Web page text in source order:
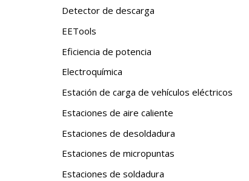
Detector de descarga
EETools
Eficiencia de potencia
Electroquímica
Estación de carga de vehículos eléctricos
Estaciones de aire caliente
Estaciones de desoldadura
Estaciones de micropuntas
Estaciones de soldadura